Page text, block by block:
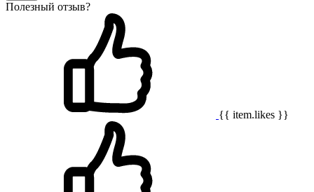
Полезный отзыв?
{{ item.likes }}